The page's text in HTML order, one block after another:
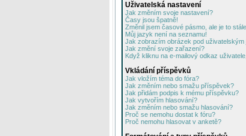
Uživatelská nastavení
Jak změním svoje nastavení?
Časy jsou špatně!
Změnil jsem časové pásmo, ale je to
Můj jazyk není na seznamu!
Jak zobrazím obrázek pod uživatelským
Jak změní svoje zařazení?
Když kliknu na e-mailový odkaz
Vkládání příspěvků
Jak vložím téma do fóra?
Jak změním nebo smažu příspěvek?
Jak přidám podpis k mému příspěvku?
Jak vytvořím hlasování?
Jak změním nebo smažu hlasování?
Proč se nemohu dostat k fóru?
Proč nemohu hlasovat v anketě?